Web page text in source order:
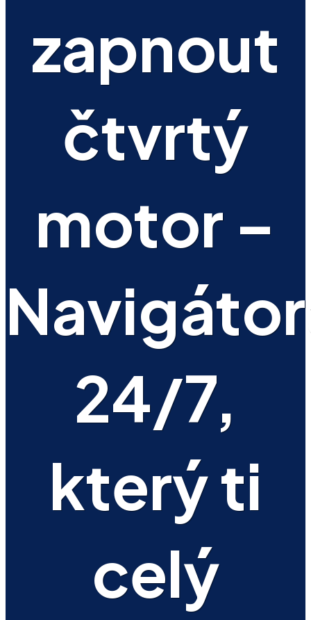
zapnout
čtvrtý
motor –
24/7,
který ti
celý